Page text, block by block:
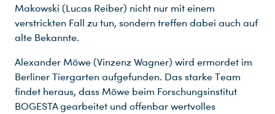
Makowski (Lucas Reiber) nicht nur mit einem
verstrickten Fall zu tun, sondern treffen dabei auch auf
alte Bekannte.
Alexander Möwe (Vinzenz Wagner) wird ermordet im
Berliner Tiergarten aufgefunden. Das starke Team
findet heraus, dass Möwe beim Forschungsinstitut
BOGESTA gearbeitet und offenbar wertvolles